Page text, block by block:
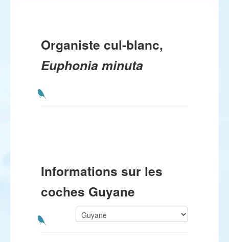
Organiste cul-blanc,
Euphonia minuta
Informations sur les
coches Guyane